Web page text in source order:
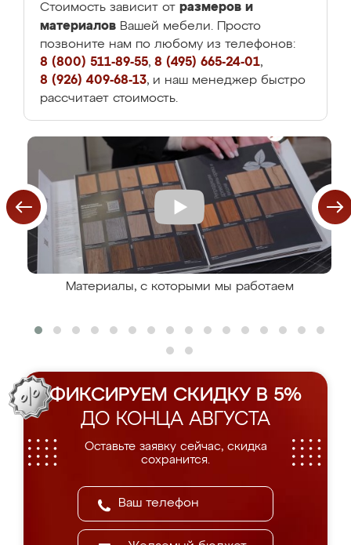
Стоимость зависит от размеров и
материалов Вашей мебели. Просто
позвоните нам по любому из телефонов:
8 (800) 511-89-55, 8 (495) 665-24-01,
8 (926) 409-68-13, и наш менеджер быстро
рассчитает стоимость.
Материалы, с которыми мы работаем
ФИКСИРУЕМ СКИДКУ В 5%
ДО КОНЦА АВГУСТА
Оставьте заявку сейчас, скидка
сохранится.